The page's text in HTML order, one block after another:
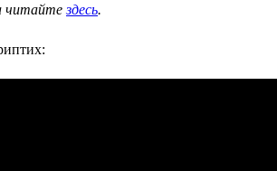
читайтездесь.